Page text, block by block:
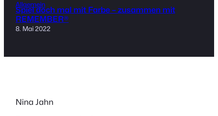
Allgemein
Spiel doch mal mit Farbe – zusammen mit
REMEMBER®
8. Mai 2022
Nina Jahn